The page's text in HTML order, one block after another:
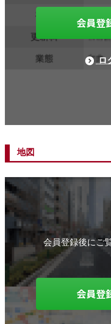
会員登
ロ
地図
会員登録後にご
会員登